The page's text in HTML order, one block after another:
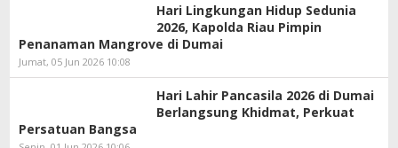
Hari Lingkungan Hidup Sedunia
2026, Kapolda Riau Pimpin
Penanaman Mangrove di Dumai
Jumat, 05 Jun 2026 10:08
Hari Lahir Pancasila 2026 di Dumai
Berlangsung Khidmat, Perkuat
Persatuan Bangsa